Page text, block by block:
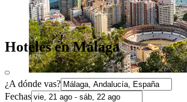
Hoteles en Málaga
¿A dónde vas?
Fechas